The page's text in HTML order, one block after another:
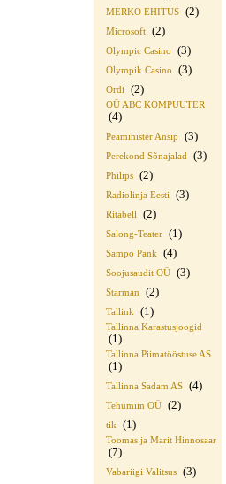
MERKO EHITUS (2)
Microsoft (2)
Olympic Casino (3)
Olympik Casino (3)
Ordi (2)
OÜ ABC KOMPUUTER
(4)
Peaminister Ansip (3)
Perekond Sõnajalad (3)
Philips (2)
Radiolinja Eesti (3)
Ritabell (2)
Salong-Teater (1)
Sampo Pank (4)
Soojusaudit OÜ (3)
Starman (2)
Tallink (1)
Tallinna Karastusjoogid
(1)
Tallinna Piimatööstuse AS
(1)
Tallinna Sadam AS (4)
Tehumiin OÜ (2)
tik (1)
Toomas ja Marit Hinnosaar
(7)
Vabariigi Valitsus (3)